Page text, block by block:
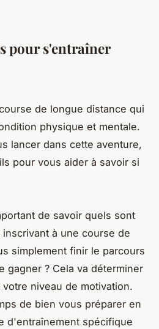
pour s'entraîner
de longue distance qui
physique et mentale.
lancer dans cette aventure,
pour vous aider à savoir si
de savoir quels sont
à une course de
simplement finir le parcours
gagner ? Cela va déterminer
niveau de motivation.
de bien vous préparer en
d'entraînement spécifique